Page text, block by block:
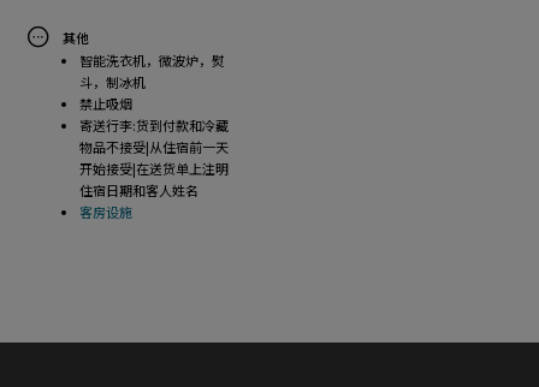
其他
智能洗衣机，微波炉，熨
斗，制冰机
禁止吸烟
寄送行李:货到付款和冷藏
物品不接受|从住宿前一天
开始接受|在送货单上注明
住宿日期和客人姓名
客房设施